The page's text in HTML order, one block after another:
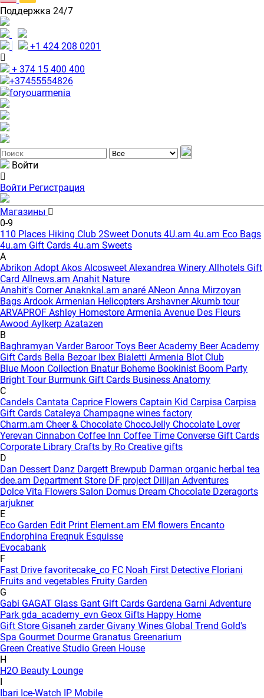
Поддержка 24/7
+1 424 208 0201
+ 374 15 400 400
+37455554826
foryouarmenia
Войти
Войти Регистрация
Магазины
0-9
110 Places Hiking Club 2Sweet Donuts 4U.am 4u.am Eco Bags
4u.am Gift Cards 4u.am Sweets
A
Abrikon Adopt Akos Alcosweet Alexandrea Winery Allhotels Gift
Card Allnews.am Anahit Nature
Anahit's CornerAnaknkal.am anaré ANeon Anna Mirzoyan
Bags Ardook Armenian Helicopters Arshavner Akumb tour
ARVAPROF Ashley Homestore Armenia Avenue Des Fleurs
Awood Aylkerp Azatazen
B
Baghramyan Varder Baroor Toys Beer Academy Beer Academy
Gift Cards Bella Bezoar Ibex Bialetti Armenia Blot Club
Blue Moon Collection Bnatur Boheme Bookinist Boom Party
Bright Tour Burmunk Gift Cards Business Anatomy
C
Candels Cantata Caprice Flowers Captain Kid Carpisa Carpisa
Gift Cards Cataleya Champagne wines factory
Charm.am Cheer & Chocolate ChocoJelly Chocolate Lover
Yerevan Cinnabon Coffee Inn Coffee Time Converse Gift Cards
Corporate Library Crafts by Ro Creative gifts
D
Dan Dessert Danz Dargett Brewpub Darman organic herbal tea
dee.am Department Store DF project Dilijan Adventures
Dolce Vita Flowers Salon Domus Dream Chocolate Dzeragorts
arjukner
E
Eco Garden Edit Print Element.am EM flowers Encanto
Endorphina Ereqnuk Esquisse
Evocabank
F
Fast Drive favoritecake_co FC Noah First Detective Floriani
Fruits and vegetables Fruity Garden
G
Gabi GAGAT Glass Gant Gift Cards Gardena Garni Adventure
Park gda_academy_evn Geox Gifts Happy Home
Gift Store Gisaneh zarder Givany Wines Global Trend Gold's
Spa Gourmet Dourme Granatus Greenarium
Green Creative Studio Green House
H
H2O Beauty Lounge
I
Ibari Ice-Watch IP Mobile